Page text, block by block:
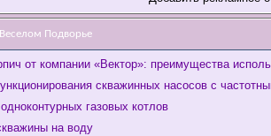
Подворье
от компании «Вектор»: преимущества
скважинных насосов с
газовых котлов
на воду